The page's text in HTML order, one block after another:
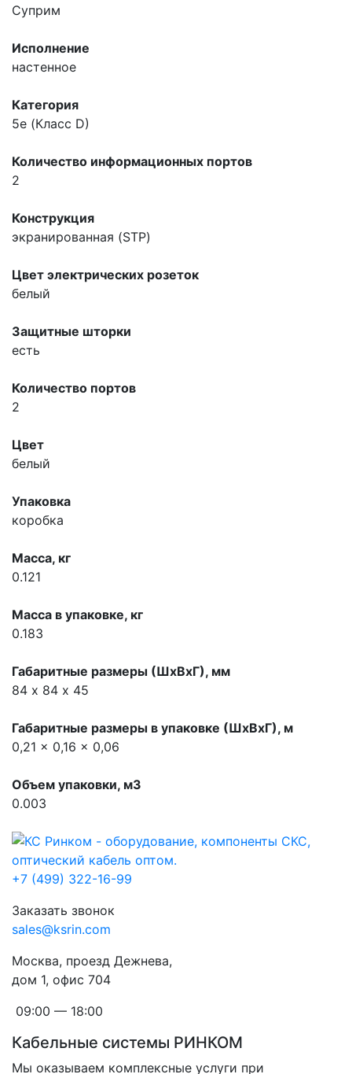
Суприм
Исполнение
настенное
Категория
5e (Класс D)
Количество информационных портов
2
Конструкция
экранированная (STP)
Цвет электрических розеток
белый
Защитные шторки
есть
Количество портов
2
Цвет
белый
Упаковка
коробка
Масса, кг
0.121
Масса в упаковке, кг
0.183
Габаритные размеры (ШхВхГ), мм
84 х 84 х 45
Габаритные размеры в упаковке (ШхВхГ), м
0,21 x 0,16 x 0,06
Объем упаковки, м3
0.003
+7 (499) 322-16-99
Заказать звонок
sales@ksrin.com
Москва, проезд Дежнева,
дом 1, офис 704
09:00 — 18:00
Кабельные системы РИНКОМ
Мы оказываем комплексные услуги при